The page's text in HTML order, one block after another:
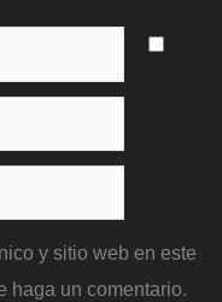
y sitio web en este
haga un comentario.